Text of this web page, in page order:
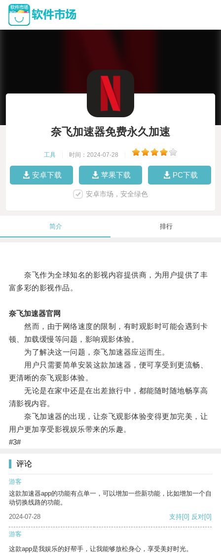
奈飞加速器免费永久加速
工具 时间：2024-07-28
安卓下载 苹果下载 PC下载
安卓市场，安全绿色
简介 排行
奈飞作为全球知名的影视内容提供商，为用户提供了丰
富多彩的影视作品。
奈飞加速器官网
然而，由于网络速度的限制，有时观影时可能会遇到卡
顿、加载缓慢等问题，影响观影体验。
为了解决这一问题，奈飞加速器应运而生。
用户只需要简单安装这款加速器，便可享受到更流畅、
更清晰的奈飞观影体验。
无论是在家中还是在出差旅行中，都能随时随地畅享高
清影视内容。
奈飞加速器的出现，让奈飞观影体验变得更加完美，让
用户更加享受影视娱乐带来的乐趣。
#3#
评论
游客
这款加速器app的功能有点单一，可以增加一些新功能，比如增加一个自
动切换线路的功能。
2024-07-28
支持[0] 反对[0]
游客
这款app是我娱乐的好帮手，让我能够放松身心，享受美好时光。